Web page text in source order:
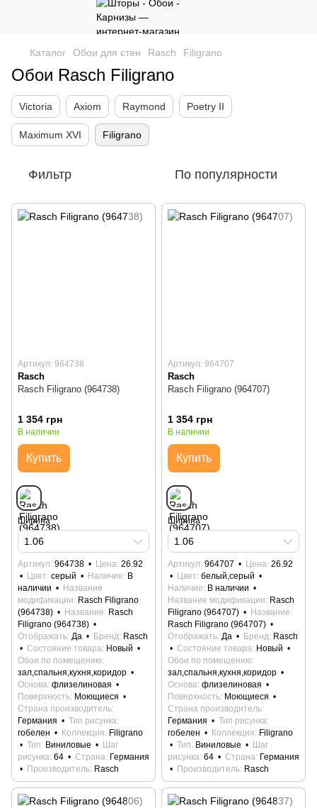
Каталог Обои для стен Rasch Filigrano
Обои Rasch Filigrano
Victoria Axiom Raymond Poetry II
Maximum XVI Filigrano
Фильтр По популярности
Артикул: 964738
Rasch
Rasch Filigrano (964738)
1 354 грн
В наличии
Купить
Ширина
1.06
Артикул 964738 Цена 26.92
Цвет серый Наличие
В
наличии
Название
модификации
Rasch Filigrano
(964738)
Название
Rasch
Filigrano (964738)
Отображать Да Бренд Rasch
Состояние товара Новый
Обои по помещению
зал,спальня,кухня,коридор
Основа флизелиновая
Поверхность Моющиеся
Страна производитель
Германия
Тип рисунка
гобелен
Коллекция
Filigrano
Тип
Виниловые
Шаг
рисунка 64 Страна Германия
Производитель Rasch
Артикул: 964707
Rasch
Rasch Filigrano (964707)
1 354 грн
В наличии
Купить
Ширина
1.06
Артикул 964707 Цена 26.92
Цвет белый,серый
Наличие
В наличии
Название модификации
Rasch
Filigrano (964707)
Название
Rasch Filigrano (964707)
Отображать Да Бренд Rasch
Состояние товара Новый
Обои по помещению
зал,спальня,кухня,коридор
Основа флизелиновая
Поверхность Моющиеся
Страна производитель
Германия
Тип рисунка
гобелен
Коллекция
Filigrano
Тип
Виниловые
Шаг
рисунка 64 Страна Германия
Производитель Rasch